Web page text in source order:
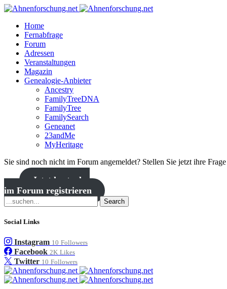
Home
Fernabfrage
Forum
Adressen
Veranstaltungen
Magazin
Genealogie-Anbieter
Ancestry
FamilyTreeDNA
FamilyTree
FamilySearch
Geneanet
23andMe
MyHeritage
Sie sind noch nicht im Forum angemeldet? Stellen Sie jetzt ihre
Jetzt kostenlos
im Forum registrieren
Search
Social Links
Instagram 10 Followers
Facebook 2K Likes
Twitter 10 Followers